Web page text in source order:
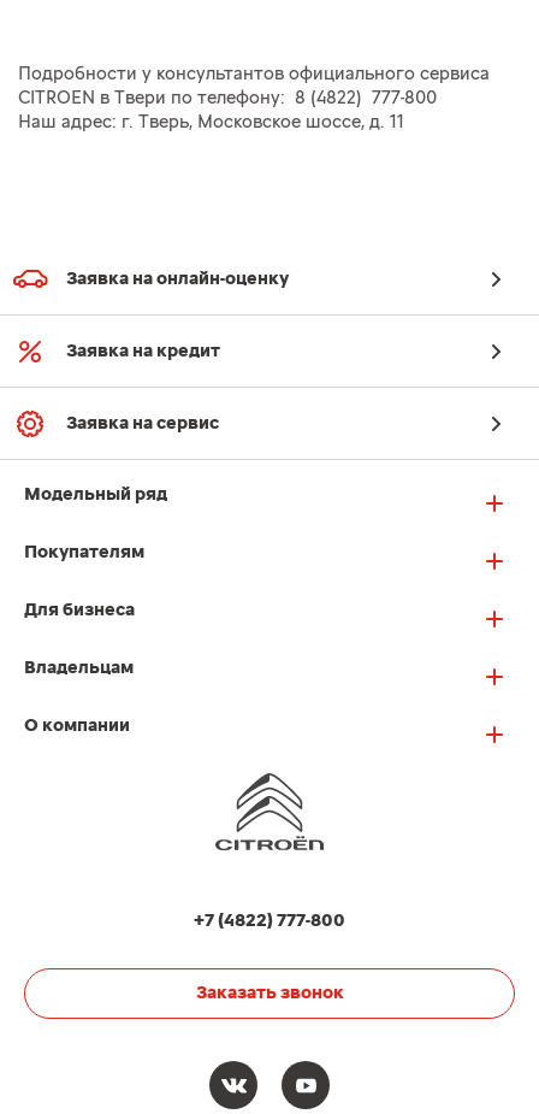
Подробности у консультантов официального сервиса
CITROEN в Твери по телефону: 8 (4822) 777-800
Наш адрес: г. Тверь, Московское шоссе, д. 11
Заявка на онлайн-оценку
Заявка на кредит
Заявка на сервис
Модельный ряд
Покупателям
Для бизнеса
Владельцам
О компании
+7 (4822) 777-800
Заказать звонок